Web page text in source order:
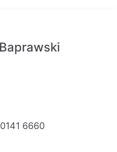
Poland
6660